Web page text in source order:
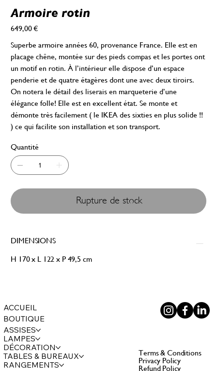
Armoire rotin
Prix
649,00 €
Superbe armoire années 60, provenance France. Elle est en
placage chêne, montée sur des pieds compas et les portes ont
un motif en rotin. À l’intérieur elle dispose d’un espace
penderie et de quatre étagères dont une avec deux tiroirs.
On notera le détail des liserais en marqueterie d’une
élégance folle! Elle est en excellent état. Se monte et
démonte très facilement ( le IKEA des sixties en plus solide !!
) ce qui facilite son installation et son transport.
Quantité
Rupture de stock
DIMENSIONS
H 170 x L 122 x P 49,5 cm
ACCUEIL
BOUTIQUE
ASSISES
LAMPES
DÉCORATION
TABLES & BUREAUX
RANGEMENTS
Terms & Conditions
Privacy Policy
Refund Policy